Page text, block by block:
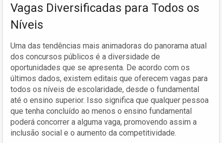
Vagas Diversificadas para Todos os
Níveis
Uma das tendências mais animadoras do panorama atual
dos concursos públicos é a diversidade de
oportunidades que se apresenta. De acordo com os
últimos dados, existem editais que oferecem vagas para
todos os níveis de escolaridade, desde o fundamental
até o ensino superior. Isso significa que qualquer pessoa
que tenha concluído ao menos o ensino fundamental
poderá concorrer a alguma vaga, promovendo assim a
inclusão social e o aumento da competitividade.